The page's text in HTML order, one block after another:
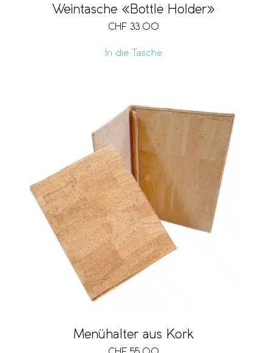
Weintasche «Bottle Holder»
CHF 33.00
In die Tasche
Menühalter aus Kork